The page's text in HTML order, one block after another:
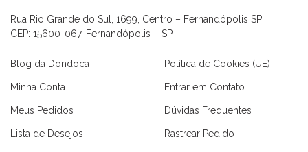
Rua Rio Grande do Sul, 1699, Centro – Fernandópolis SP
CEP: 15600-067, Fernandópolis – SP
Blog da Dondoca
Minha Conta
Meus Pedidos
Lista de Desejos
Política de Cookies (UE)
Entrar em Contato
Dúvidas Frequentes
Rastrear Pedido